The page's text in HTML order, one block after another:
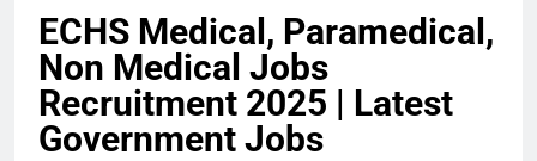
ECHS Medical, Paramedical,
Non Medical Jobs
Recruitment 2025 | Latest
Government Jobs